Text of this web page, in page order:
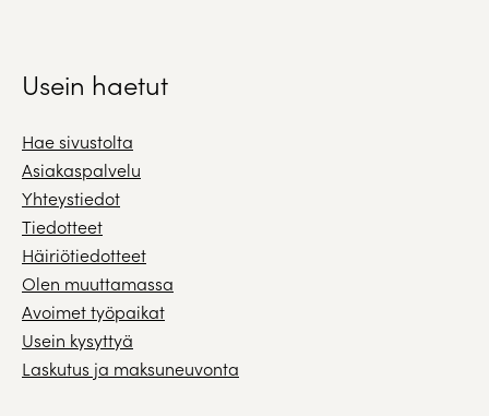
Usein haetut
Hae sivustolta
Asiakaspalvelu
Yhteystiedot
Tiedotteet
Häiriötiedotteet
Olen muuttamassa
Avoimet työpaikat
Usein kysyttyä
Laskutus ja maksuneuvonta